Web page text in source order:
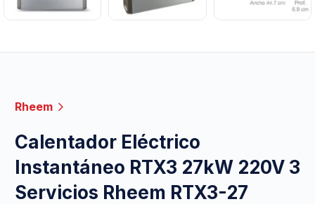
Rheem
Calentador Eléctrico
Instantáneo RTX3 27kW 220V 3
Servicios Rheem RTX3-27